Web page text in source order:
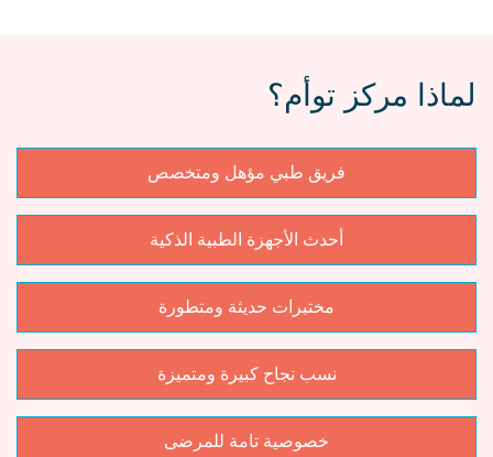
لماذا مركز توأم؟
فريق طبي مؤهل ومتخصص
أحدث الأجهزة الطبية الذكية
مختبرات حديثة ومتطورة
نسب نجاح كبيرة ومتميزة
خصوصية تامة للمرضى